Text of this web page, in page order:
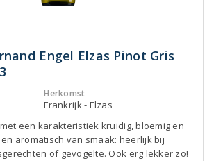
Engel Elzas Pinot Gris
Herkomst
Frankrijk - Elzas
een karakteristiek kruidig, bloemig en
aromatisch van smaak: heerlijk bij
of gevogelte. Ook erg lekker zo!